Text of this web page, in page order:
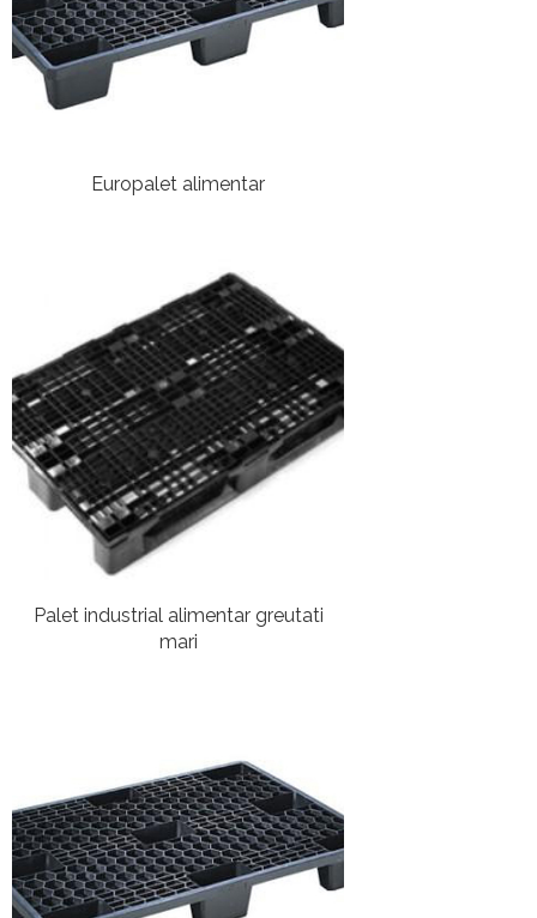
Europalet alimentar
Palet industrial alimentar greutati
mari